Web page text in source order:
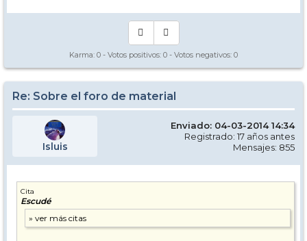
Karma: 0 - Votos positivos: 0 - Votos negativos: 0
Re: Sobre el foro de material
Isluis
Enviado: 04-03-2014 14:34
Registrado: 17 años antes
Mensajes: 855
Cita
Escudé